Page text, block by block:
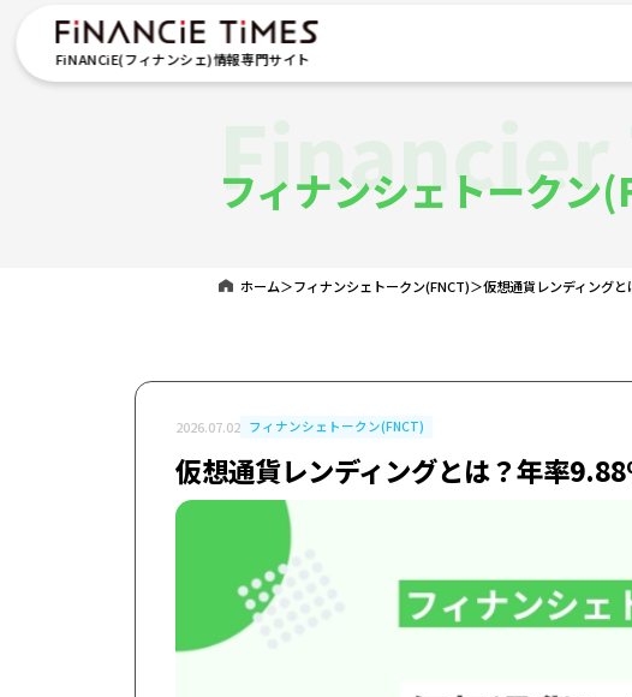
FiNANCiE(フィナンシェ)情報専門サイト
フィナンシェトークン
Financier
ホーム＞フィナンシェトークン(FNCT)＞仮想通貨レンディング
2026.07.02 フィナンシェトークン(FNCT)
仮想通貨レンディングとは？年率